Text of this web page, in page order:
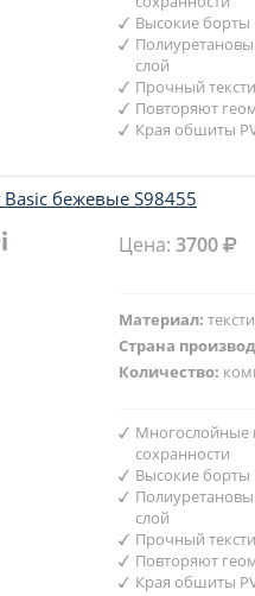
Высокие борты
слой
Прочный
Повторяют
Края обшиты
бежевые S98455
Цена:3700
Материал:
Страна
Количество:
Многослойные
сохранности
Высокие борты
слой
Прочный
Повторяют
Края обшиты